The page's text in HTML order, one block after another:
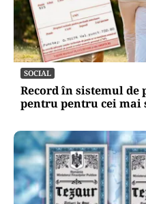
SOCIAL
Record în sistemul de
pentru pentru cei